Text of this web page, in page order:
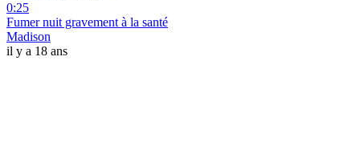
0:25
Fumer nuit gravement à la santé
Madison
il y a 18 ans